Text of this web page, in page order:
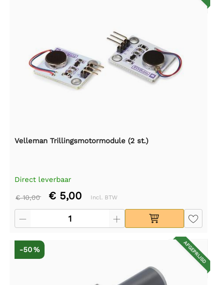
Velleman Trillingsmotormodule (2 st.)
Direct leverbaar
€ 10,00 € 5,00 Incl. BTW
AFGEPRIJSD
-50 %